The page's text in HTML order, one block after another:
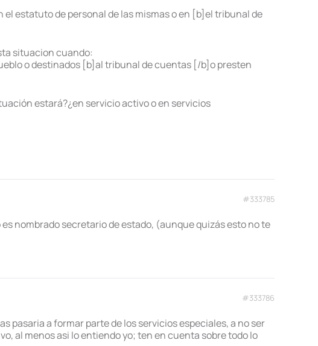
estatuto de personal de las mismas o en [b]el tribunal de
situacion cuando:
o destinados [b]al tribunal de cuentas [/b]o presten
estará?¿en servicio activo o en servicios
#333785
nombrado secretario de estado, (aunque quizás esto no te
#333786
pasaria a formar parte de los servicios especiales, a no ser
al menos asi lo entiendo yo; ten en cuenta sobre todo lo